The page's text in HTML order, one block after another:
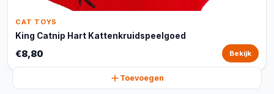
CAT TOYS
King Catnip Hart Kattenkruidspeelgoed
€8,80 Bekijk
Toevoegen